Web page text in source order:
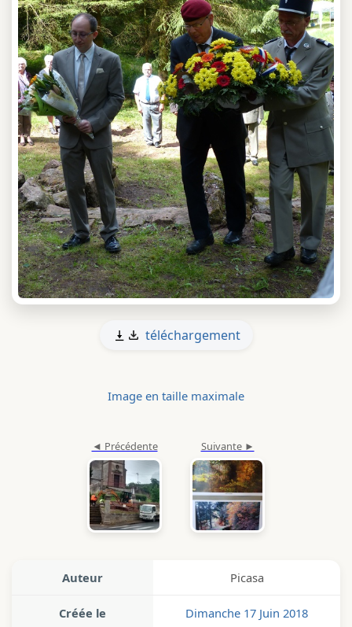
téléchargement
Image en taille maximale
Auteur Picasa
Créée le Dimanche 17 Juin 2018